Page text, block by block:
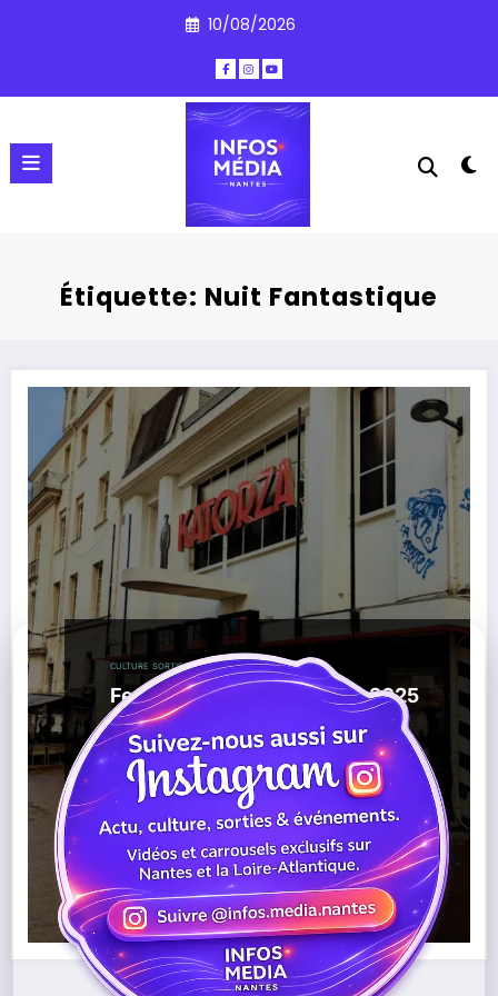
10/08/2026
Étiquette: Nuit Fantastique
CULTURE SORTIES / AGENDA
Festival L’Absurde Séance 2025
à Nantes : nanars, horreur et
cinéma culte au Katorza
06/10/2025 Absurde Séance , Cinéma,Festival
Katorza Nanars,Nantes ,Nuit Fantastique
Lire la suite